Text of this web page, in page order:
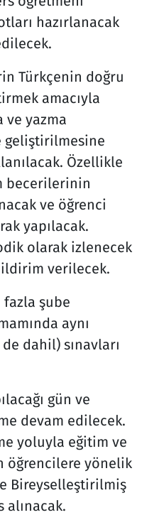
hazırlanacak
Türkçenin doğru
amacıyla
ve yazma
geliştirilmesine
Özellikle
becerilerinin
ve öğrenci
yapılacak.
olarak izlenecek
verilecek.
fazla şube
aynı
dahil) sınavları
gün ve
devam edilecek.
yoluyla eğitim ve
öğrencilere yönelik
Bireyselleştirilmiş
alınacak.